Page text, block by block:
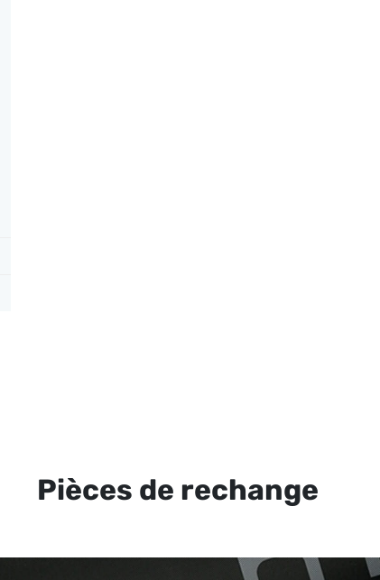
Pièces de rechange